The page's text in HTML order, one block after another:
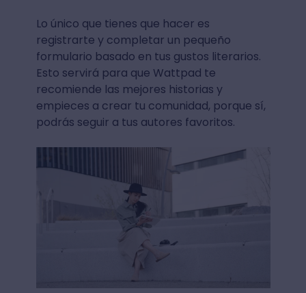
Lo único que tienes que hacer es
registrarte y completar un pequeño
formulario basado en tus gustos literarios.
Esto servirá para que Wattpad te
recomiende las mejores historias y
empieces a crear tu comunidad, porque sí,
podrás seguir a tus autores favoritos.